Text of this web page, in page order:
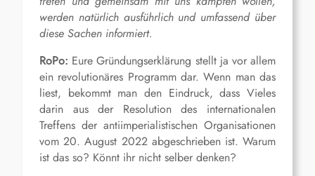
werden natürlich ausführlich und umfassend über
diese Sachen informiert.
RoPo: Eure Gründungserklärung stellt ja vor allem
ein revolutionäres Programm dar. Wenn man das
liest, bekommt man den Eindruck, dass Vieles
darin aus der Resolution des internationalen
Treffens der antiimperialistischen Organisationen
vom 20. August 2022 abgeschrieben ist. Warum
ist das so? Könnt ihr nicht selber denken?